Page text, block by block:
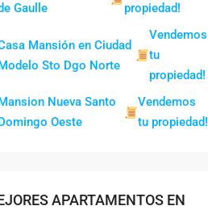
Gaulle
propiedad!
Mansión en Ciudad
Sto Dgo Norte
Vendemos
tu
propiedad!
Nueva Santo
Oeste
Vendemos
tu propiedad!
APARTAMENTOS EN